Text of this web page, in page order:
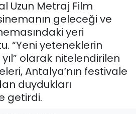
Uzun Metraj Film
geleceği ve
yeri
“Yeni yeteneklerin
olarak nitelendirilen
Antalya’nın festivale
duydukları
getirdi.